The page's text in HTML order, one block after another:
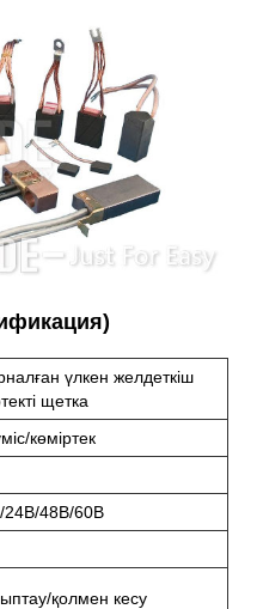
үлкен желдеткіш
щетка
көміртек
48В/60В
қолмен кесу